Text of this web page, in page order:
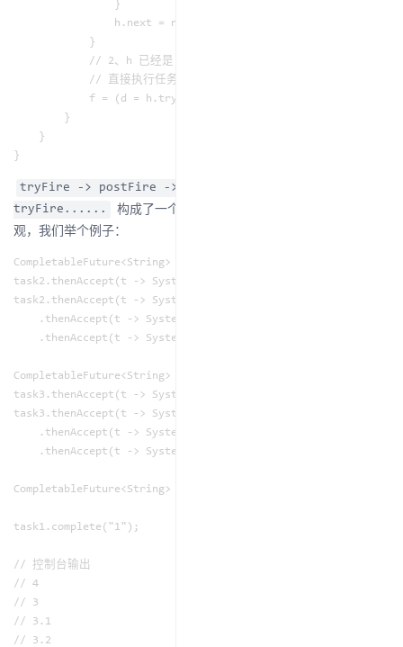
                }
                h.next = null;    // detach
            }
            // 2、h 已经是 f 栈中的最后一个任务了，
// 直接执行任务 h，并让 f 指向该任务的 dep，然后再次
            f = (d = h.tryFire(NESTED)) == null ? this : d;
        }
    }
tryFire -> postFire -> postComplete ->
tryFire......
构成了一个递归的过程，光看代码可能不是很直
观，我们举个例子：
CompletableFuture<String> task2 = task1.thenApply(t -> {
task2.thenAccept(t -> System.out.println("2.1"));
task2.thenAccept(t -> System.out.println("2.2"))
    .thenAccept(t -> System.out.println("2.2.1"))
    .thenAccept(t -> System.out.println("2.2.1.1"));
CompletableFuture<String> task3 = task1.thenApply(t -> {
task3.thenAccept(t -> System.out.println("3.1"));
task3.thenAccept(t -> System.out.println("3.2"))
    .thenAccept(t -> System.out.println("3.2.1"))
    .thenAccept(t -> System.out.println("3.2.1.1"));
CompletableFuture<String> task4 = task1.thenApply(t -> {
task1.complete("1");
// 控制台输出
// 4
// 3
// 3.1
// 3.2